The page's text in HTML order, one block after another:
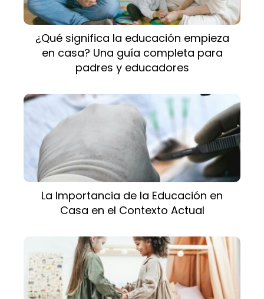
¿Qué significa la educación empieza
en casa? Una guía completa para
padres y educadores
La Importancia de la Educación en
Casa en el Contexto Actual